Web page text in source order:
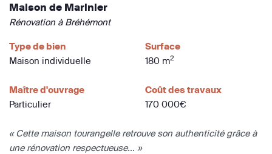
Maison de Marinier
Rénovation à Bréhémont
Type de bien
Maison individuelle
Surface
180 m2
Maître d'ouvrage
Particulier
Coût des travaux
170 000€
« Cette maison tourangelle retrouve son authenticité grâce à
une rénovation respectueuse... »